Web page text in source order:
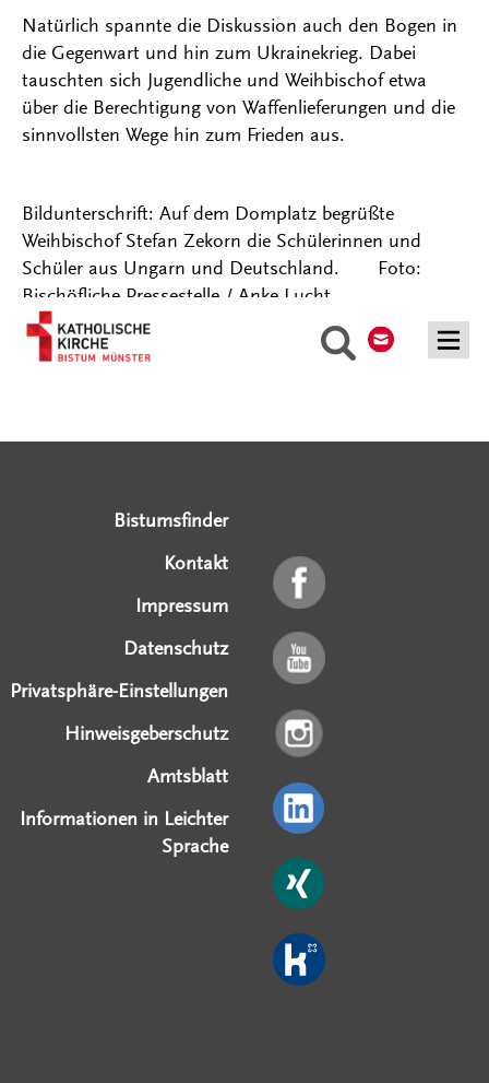
Suche
Natürlich spannte die Diskussion auch den Bogen in
die Gegenwart und hin zum Ukrainekrieg. Dabei
tauschten sich Jugendliche und Weihbischof etwa
über die Berechtigung von Waffenlieferungen und die
sinnvollsten Wege hin zum Frieden aus.
Bildunterschrift: Auf dem Domplatz begrüßte
Weihbischof Stefan Zekorn die Schülerinnen und
Schüler aus Ungarn und Deutschland. Foto:
Bischöfliche Pressestelle / Anke Lucht
Bistumsfinder
Kontakt
Impressum
Datenschutz
Privatsphäre-Einstellungen
Hinweisgeberschutz
Amtsblatt
Informationen in Leichter
Sprache